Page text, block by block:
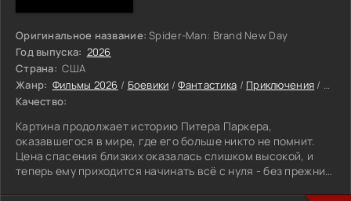
Оригинальное название: Spider-Man: Brand New Day
Год выпуска: 2026
Страна: США
Жанр: Фильмы 2026 / Боевики /Фантастика / Приключения /
Качество:
Картина продолжает историю Питера Паркера,
оказавшегося в мире, где его больше никто не помнит.
Цена спасения близких оказалась слишком высокой, и
теперь ему приходится начинать всё с нуля - без прежних